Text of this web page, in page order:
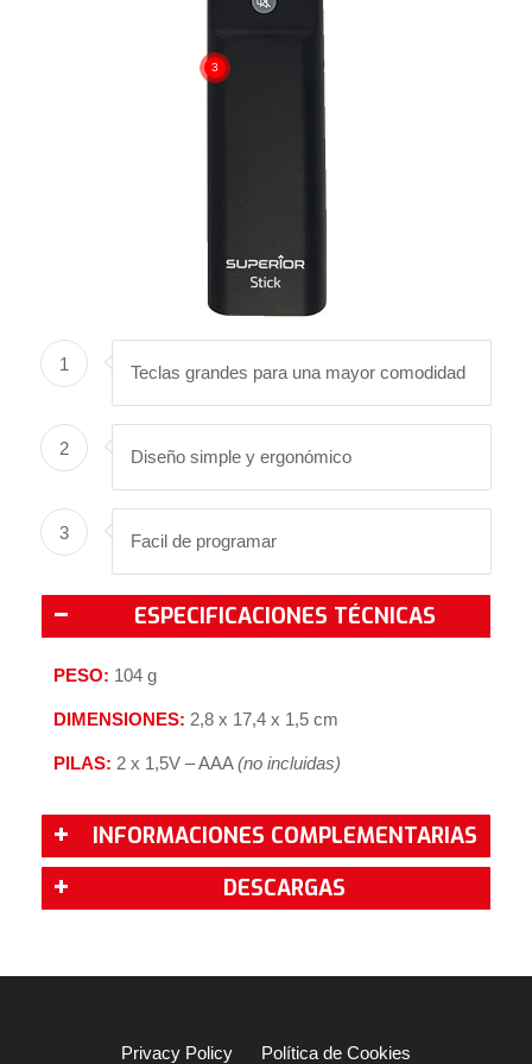
3
1 Teclas grandes para una mayor comodidad
2 Diseño simple y ergonómico
3 Facil de programar
ESPECIFICACIONES TÉCNICAS
PESO: 104 g
DIMENSIONES: 2,8 x 17,4 x 1,5 cm
PILAS: 2 x 1,5V – AAA(no incluidas)
INFORMACIONES COMPLEMENTARIAS
DESCARGAS
Privacy Policy Política de Cookies